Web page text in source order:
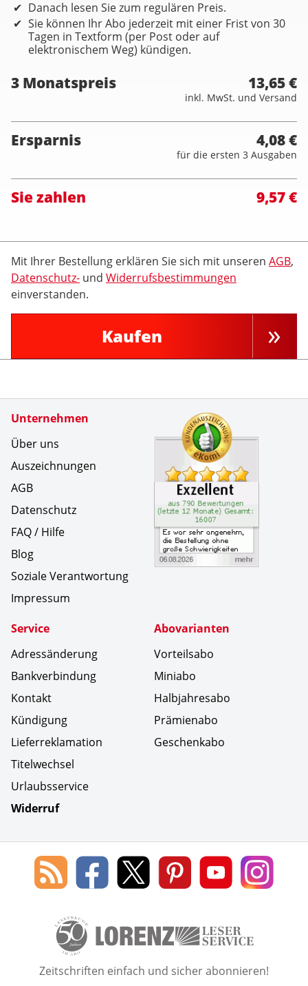
Danach lesen Sie zum regulären Preis.
Sie können Ihr Abo jederzeit mit einer Frist von 30
Tagen in Textform (per Post oder auf
elektronischem Weg) kündigen.
3 Monatspreis 13,65 €
inkl. MwSt. und Versand
Ersparnis 4,08 €
für die ersten 3 Ausgaben
Sie zahlen 9,57 €
Mit Ihrer Bestellung erklären Sie sich mit unseren AGB,
Datenschutz- und Widerrufsbestimmungen
einverstanden.
Kaufen
Unternehmen
Über uns
Auszeichnungen
AGB
Datenschutz
FAQ / Hilfe
Blog
Soziale Verantwortung
Impressum
Service
Adressänderung
Bankverbindung
Kontakt
Kündigung
Lieferreklamation
Titelwechsel
Urlaubsservice
Widerruf
Abovarianten
Vorteilsabo
Miniabo
Halbjahresabo
Prämienabo
Geschenkabo
Zertifikate
Social Media
Blog
des
Leserservice
Lorenz
Leserservice
Lorenz
Leserservice
Lorenz
Leserservice
Lorenz
Leserservice
Lorenz
50 Lesefreude im Abo Jahre
Zeitschriften einfach und sicher abonnieren!